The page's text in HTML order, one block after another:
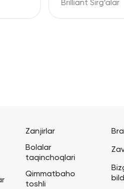
Brilliant Sirg‘alar
Zanjirlar
Bolalar
taqinchoqlari
Qimmatbaho
toshli